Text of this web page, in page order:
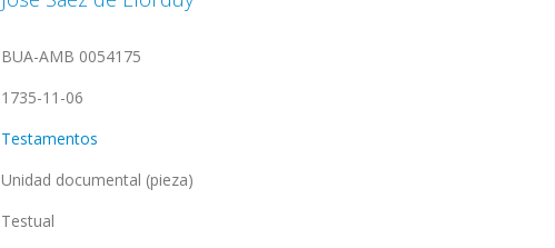
BUA-AMB 0054175
1735-11-06
Testamentos
Unidad documental (pieza)
Testual